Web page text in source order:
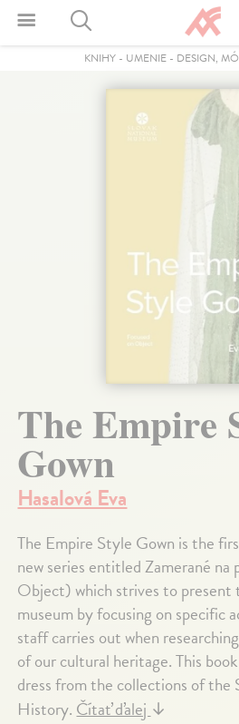
KNIHY- UMENIE- DESIGN,
The Empire
Gown
Hasalová Eva
The Empire Style Gown is the
new series entitled Zamerané
Object) which strives to present
museum by focusing on specific
staff carries out when
of our cultural heritage. This
dress from the collections of
History.Čítať ďalej↓